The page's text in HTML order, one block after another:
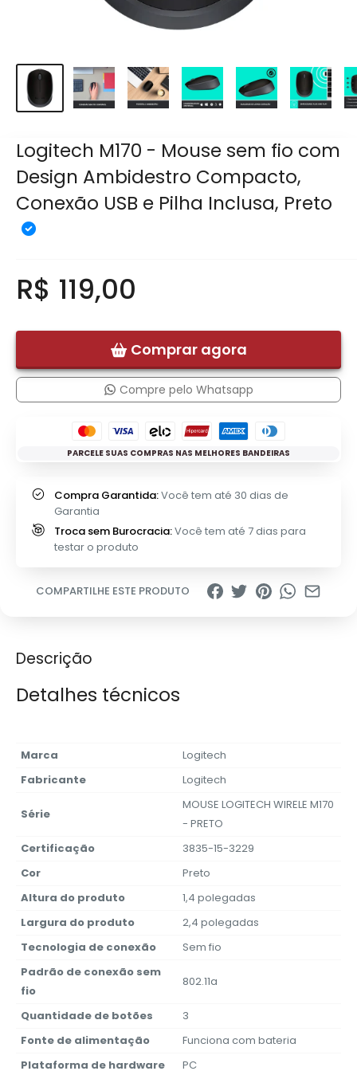
Logitech M170 - Mouse sem fio com
Design Ambidestro Compacto,
Conexão USB e Pilha Inclusa, Preto
R$ 119,00
Comprar agora
Compre pelo Whatsapp
PARCELE SUAS COMPRAS NAS MELHORES BANDEIRAS
Compra Garantida:Você tem até 30 dias de
Garantia
Troca sem Burocracia:Você tem até 7 dias para
testar o produto
COMPARTILHE ESTE PRODUTO
Descrição
Detalhes técnicos
Marca
‎Logitech
Fabricante
‎Logitech
Série
‎MOUSE LOGITECH WIRELE M170
- PRETO
Certificação
‎3835-15-3229
Cor
‎Preto
Altura do produto
‎1,4 polegadas
Largura do produto
‎2,4 polegadas
Tecnologia de conexão
‎Sem fio
Padrão de conexão sem
fio
‎802.11a
Quantidade de botões
‎3
Fonte de alimentação
‎Funciona com bateria
Plataforma de hardware
‎PC